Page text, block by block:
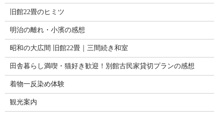
旧館22畳のヒミツ
明治の離れ・小濱の感想
昭和の大広間 旧館22畳｜三間続き和室
田舎暮らし満喫・猫好き歓迎！別館古民家貸切プランの感想
着物一反染め体験
観光案内